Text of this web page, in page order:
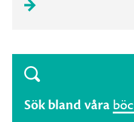
Sök bland våra